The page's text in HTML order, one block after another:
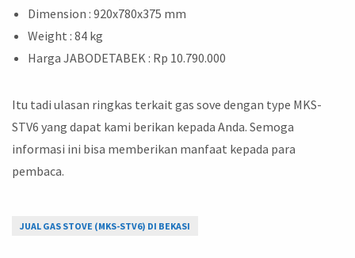
Dimension : 920x780x375 mm
Weight : 84 kg
Harga JABODETABEK : Rp 10.790.000
Itu tadi ulasan ringkas terkait gas sove dengan type MKS-
STV6 yang dapat kami berikan kepada Anda. Semoga
informasi ini bisa memberikan manfaat kepada para
pembaca.
JUAL GAS STOVE (MKS-STV6) DI BEKASI